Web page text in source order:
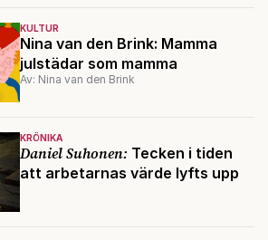
KULTUR
Nina van den Brink: Mamma
julstädar som mamma
Av: Nina van den Brink
KRÖNIKA
Daniel Suhonen: Tecken i tiden
att arbetarnas värde lyfts upp